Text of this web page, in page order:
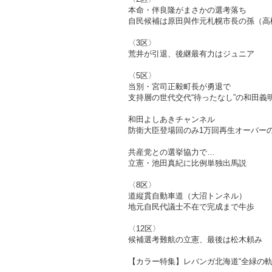
本命・伴良隆がまさかの選考落ち
自民候補は原田與作元札幌市長の孫（高
〈3区〉
荒井が引退、後継最有力はジュニア
〈5区〉
当別・宮司正毅町長が勇退で
支持層の世代交代“待ったなし”の和田義
和田よしあきチャンネル
防衛大臣登場回のみ1万回再生オーバー
共産党との選挙協力で…
立憲・池田真紀に比例単独出馬説
〈8区〉
道縦貫自動車道（大沼トンネル）
地元自民代議士不在で完成まで牛歩
〈12区〉
候補選考難航の立憲、最後は松木頼み
【カラー特集】レバンガ北海道“全緑の